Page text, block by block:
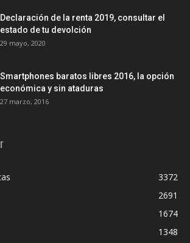
Declaración de la renta 2019, consultar el
estado de tu devolción
29 mayo, 2020
Smartphones baratos libres 2016, la opción
económica y sin ataduras
27 marzo, 2016
3372
2691
1674
1348